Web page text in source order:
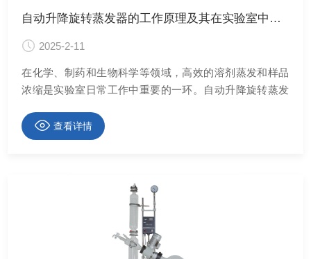
自动升降旋转蒸发器的工作原理及其在实验室中的应用
2025-2-11
在化学、制药和生物科学等领域，高效的溶剂蒸发和样品
浓缩是实验室日常工作中重要的一环。自动升降旋转蒸发
领域发挥着重要作用。本文将详细介绍自动升降旋转蒸发
器的工作原理及其在实验室中的广泛应用。
查看详情